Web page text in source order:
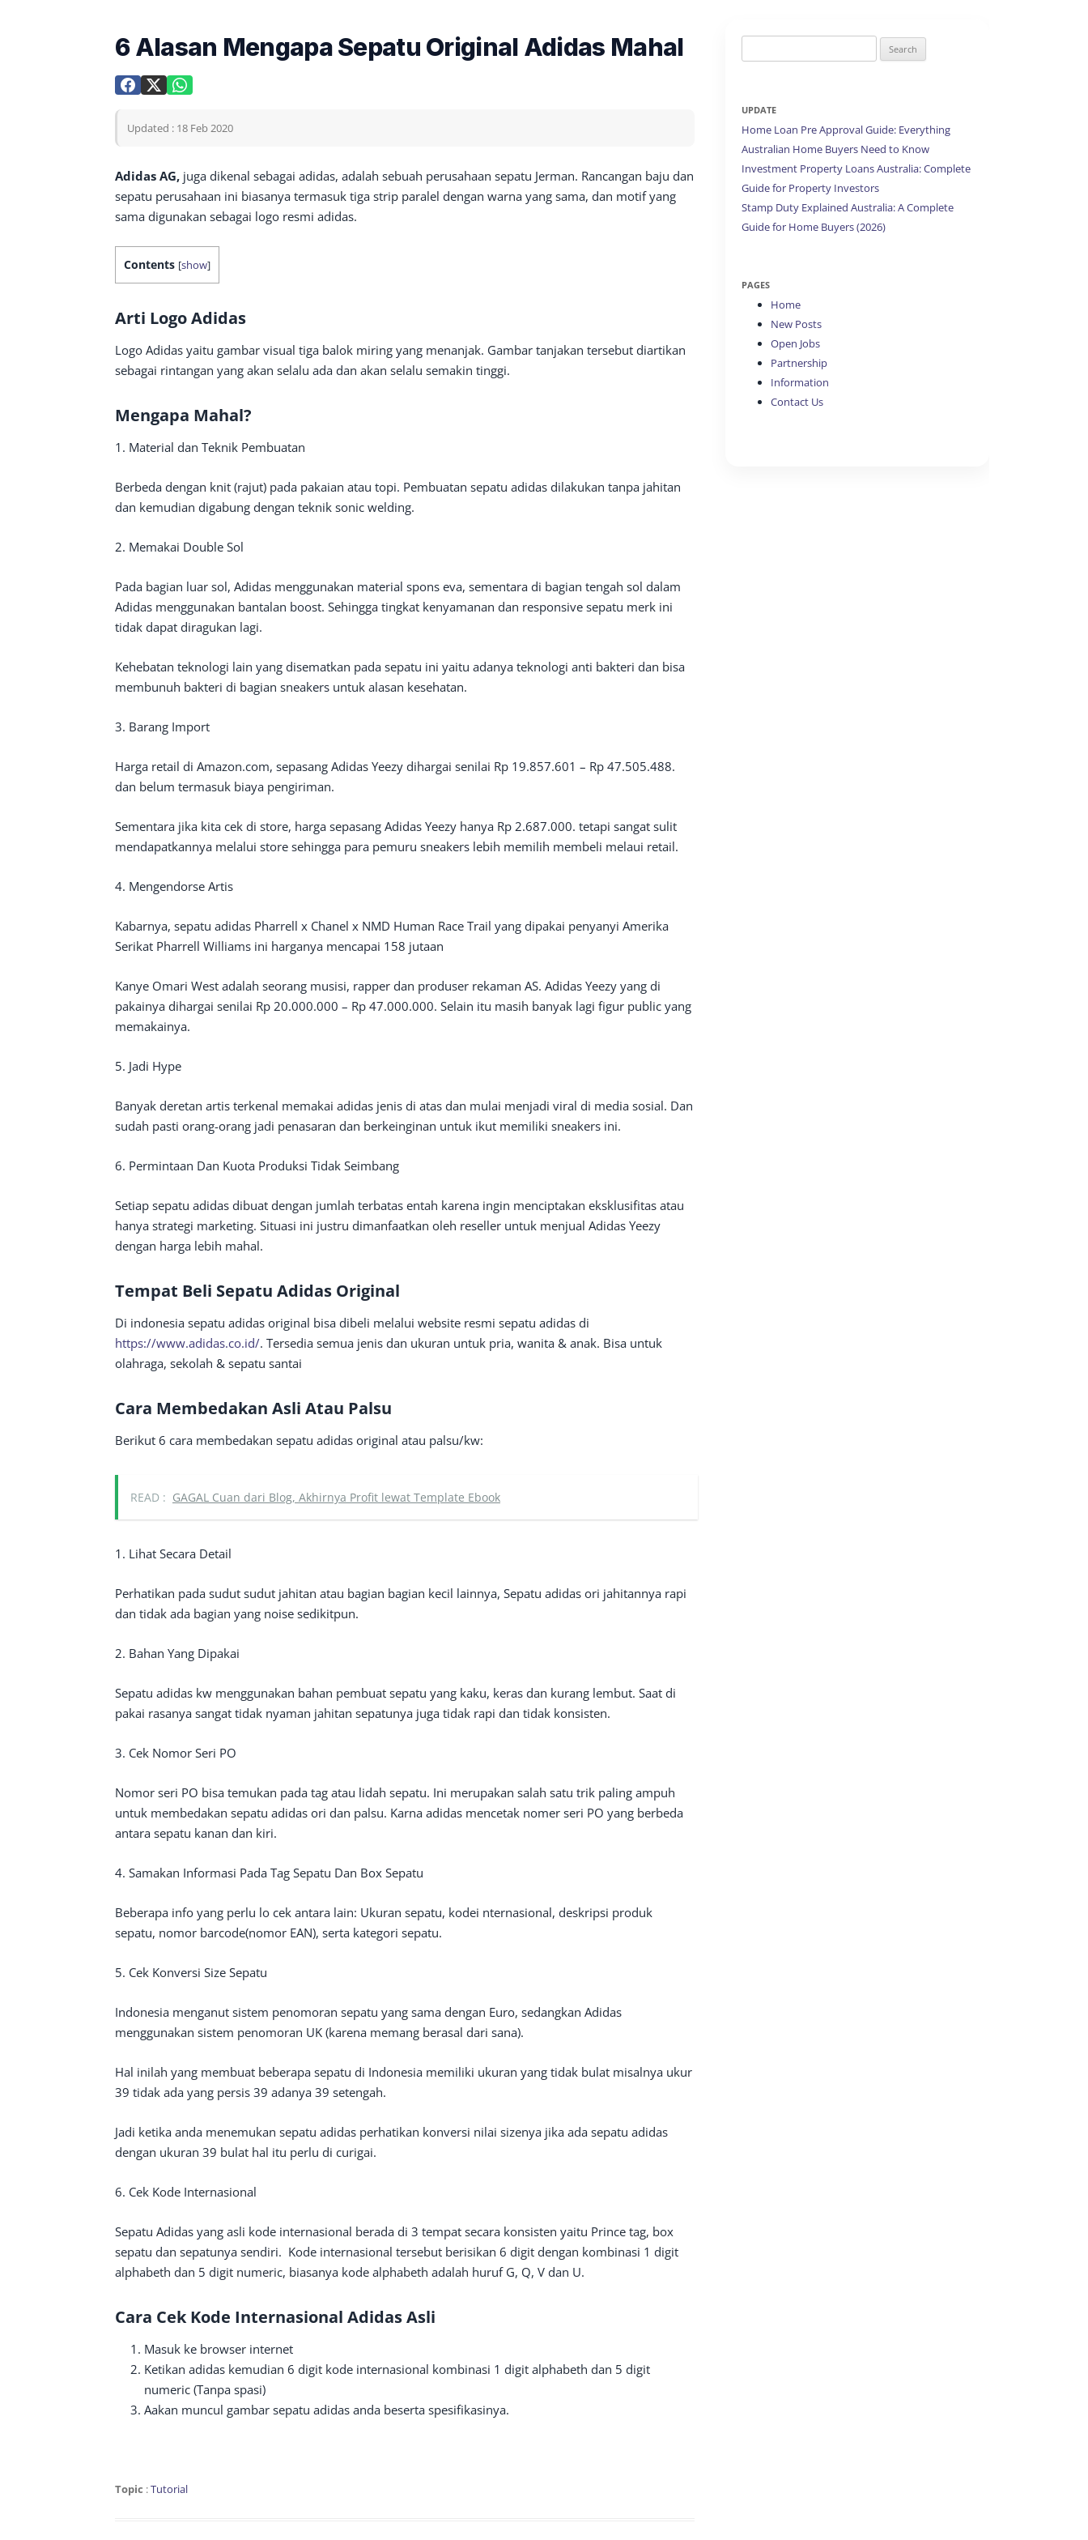
6 Alasan Mengapa Sepatu Original Adidas Mahal
Updated : 18 Feb 2020
Adidas AG, juga dikenal sebagai adidas, adalah sebuah perusahaan sepatu Jerman. Rancangan baju dan
sepatu perusahaan ini biasanya termasuk tiga strip paralel dengan warna yang sama, dan motif yang
sama digunakan sebagai logo resmi adidas.
Contents [show]
Arti Logo Adidas
Logo Adidas yaitu gambar visual tiga balok miring yang menanjak. Gambar tanjakan tersebut diartikan
sebagai rintangan yang akan selalu ada dan akan selalu semakin tinggi.
Mengapa Mahal?
1. Material dan Teknik Pembuatan
Berbeda dengan knit (rajut) pada pakaian atau topi. Pembuatan sepatu adidas dilakukan tanpa jahitan
dan kemudian digabung dengan teknik sonic welding.
2. Memakai Double Sol
Pada bagian luar sol, Adidas menggunakan material spons eva, sementara di bagian tengah sol dalam
Adidas menggunakan bantalan boost. Sehingga tingkat kenyamanan dan responsive sepatu merk ini
tidak dapat diragukan lagi.
Kehebatan teknologi lain yang disematkan pada sepatu ini yaitu adanya teknologi anti bakteri dan bisa
membunuh bakteri di bagian sneakers untuk alasan kesehatan.
3. Barang Import
Harga retail di Amazon.com, sepasang Adidas Yeezy dihargai senilai Rp 19.857.601 – Rp 47.505.488.
dan belum termasuk biaya pengiriman.
Sementara jika kita cek di store, harga sepasang Adidas Yeezy hanya Rp 2.687.000. tetapi sangat sulit
mendapatkannya melalui store sehingga para pemuru sneakers lebih memilih membeli melaui retail.
4. Mengendorse Artis
Kabarnya, sepatu adidas Pharrell x Chanel x NMD Human Race Trail yang dipakai penyanyi Amerika
Serikat Pharrell Williams ini harganya mencapai 158 jutaan
Kanye Omari West adalah seorang musisi, rapper dan produser rekaman AS. Adidas Yeezy yang di
pakainya dihargai senilai Rp 20.000.000 – Rp 47.000.000. Selain itu masih banyak lagi figur public yang
memakainya.
5. Jadi Hype
Banyak deretan artis terkenal memakai adidas jenis di atas dan mulai menjadi viral di media sosial. Dan
sudah pasti orang-orang jadi penasaran dan berkeinginan untuk ikut memiliki sneakers ini.
6. Permintaan Dan Kuota Produksi Tidak Seimbang
Setiap sepatu adidas dibuat dengan jumlah terbatas entah karena ingin menciptakan eksklusifitas atau
hanya strategi marketing. Situasi ini justru dimanfaatkan oleh reseller untuk menjual Adidas Yeezy
dengan harga lebih mahal.
Tempat Beli Sepatu Adidas Original
Di indonesia sepatu adidas original bisa dibeli melalui website resmi sepatu adidas di
https://www.adidas.co.id/. Tersedia semua jenis dan ukuran untuk pria, wanita & anak. Bisa untuk
olahraga, sekolah & sepatu santai
Cara Membedakan Asli Atau Palsu
Berikut 6 cara membedakan sepatu adidas original atau palsu/kw:
READ : GAGAL Cuan dari Blog, Akhirnya Profit lewat Template Ebook
1. Lihat Secara Detail
Perhatikan pada sudut sudut jahitan atau bagian bagian kecil lainnya, Sepatu adidas ori jahitannya rapi
dan tidak ada bagian yang noise sedikitpun.
2. Bahan Yang Dipakai
Sepatu adidas kw menggunakan bahan pembuat sepatu yang kaku, keras dan kurang lembut. Saat di
pakai rasanya sangat tidak nyaman jahitan sepatunya juga tidak rapi dan tidak konsisten.
3. Cek Nomor Seri PO
Nomor seri PO bisa temukan pada tag atau lidah sepatu. Ini merupakan salah satu trik paling ampuh
untuk membedakan sepatu adidas ori dan palsu. Karna adidas mencetak nomer seri PO yang berbeda
antara sepatu kanan dan kiri.
4. Samakan Informasi Pada Tag Sepatu Dan Box Sepatu
Beberapa info yang perlu lo cek antara lain: Ukuran sepatu, kodei nternasional, deskripsi produk
sepatu, nomor barcode(nomor EAN), serta kategori sepatu.
5. Cek Konversi Size Sepatu
Indonesia menganut sistem penomoran sepatu yang sama dengan Euro, sedangkan Adidas
menggunakan sistem penomoran UK (karena memang berasal dari sana).
Hal inilah yang membuat beberapa sepatu di Indonesia memiliki ukuran yang tidak bulat misalnya ukur
39 tidak ada yang persis 39 adanya 39 setengah.
Jadi ketika anda menemukan sepatu adidas perhatikan konversi nilai sizenya jika ada sepatu adidas
dengan ukuran 39 bulat hal itu perlu di curigai.
6. Cek Kode Internasional
Sepatu Adidas yang asli kode internasional berada di 3 tempat secara konsisten yaitu Prince tag, box
sepatu dan sepatunya sendiri. Kode internasional tersebut berisikan 6 digit dengan kombinasi 1 digit
alphabeth dan 5 digit numeric, biasanya kode alphabeth adalah huruf G, Q, V dan U.
Cara Cek Kode Internasional Adidas Asli
Masuk ke browser internet
Ketikan adidas kemudian 6 digit kode internasional kombinasi 1 digit alphabeth dan 5 digit
numeric (Tanpa spasi)
Aakan muncul gambar sepatu adidas anda beserta spesifikasinya.
Topic :Tutorial
for:
UPDATE
Home Loan Pre Approval Guide: Everything
Australian Home Buyers Need to Know
Investment Property Loans Australia: Complete
Guide for Property Investors
Stamp Duty Explained Australia: A Complete
Guide for Home Buyers (2026)
PAGES
Home
New Posts
Open Jobs
Partnership
Information
Contact Us